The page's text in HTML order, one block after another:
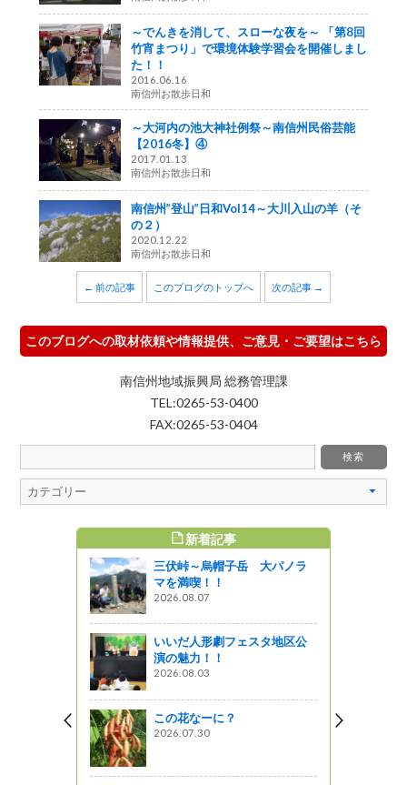
～でんきを消して、スローな夜を～ 「第8回
竹宵まつり」で環境体験学習会を開催しまし
た！！
2016.06.16
南信州お散歩日和
～大河内の池大神社例祭～南信州民俗芸能
【2016冬】④
2017.01.13
南信州お散歩日和
南信州”登山”日和Vol14～大川入山の羊（そ
の２）
2020.12.22
南信州お散歩日和
← 前の記事 このブログのトップへ 次の記事 →
このブログへの取材依頼や情報提供、ご意見・ご要望はこちら
南信州地域振興局 総務管理課
TEL:0265-53-0400
FAX:0265-53-0404
新着記事
三伏峠～烏帽子岳 大パノラ
マを満喫！！
2026.08.07
いいだ人形劇フェスタ地区公
演の魅力！！
2026.08.03
この花なーに？
2026.07.30